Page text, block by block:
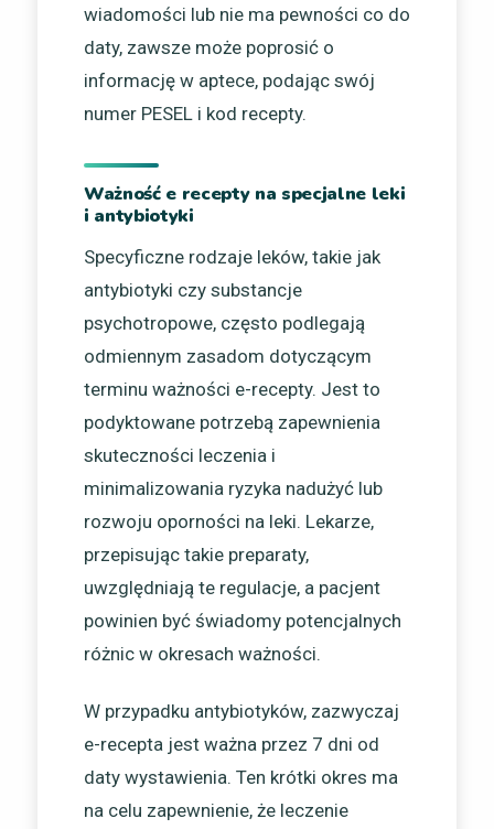
wiadomości lub nie ma pewności co do
daty, zawsze może poprosić o
informację w aptece, podając swój
numer PESEL i kod recepty.
Ważność e recepty na specjalne leki
i antybiotyki
Specyficzne rodzaje leków, takie jak
antybiotyki czy substancje
psychotropowe, często podlegają
odmiennym zasadom dotyczącym
terminu ważności e-recepty. Jest to
podyktowane potrzebą zapewnienia
skuteczności leczenia i
minimalizowania ryzyka nadużyć lub
rozwoju oporności na leki. Lekarze,
przepisując takie preparaty,
uwzględniają te regulacje, a pacjent
powinien być świadomy potencjalnych
różnic w okresach ważności.
W przypadku antybiotyków, zazwyczaj
e-recepta jest ważna przez 7 dni od
daty wystawienia. Ten krótki okres ma
na celu zapewnienie, że leczenie